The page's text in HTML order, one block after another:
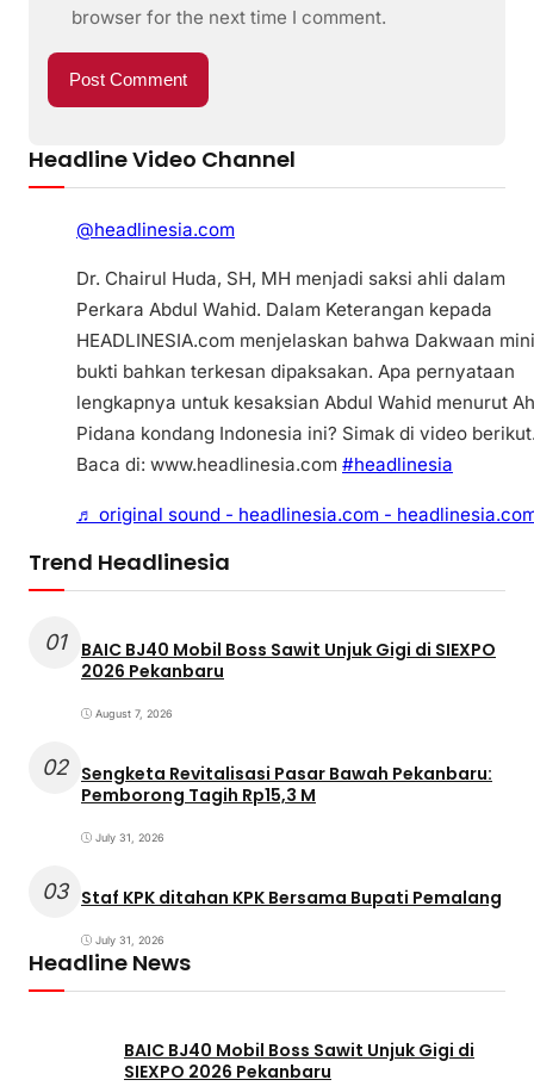
browser for the next time I comment.
Headline Video Channel
@headlinesia.com
Dr. Chairul Huda, SH, MH menjadi saksi ahli dalam
Perkara Abdul Wahid. Dalam Keterangan kepada
HEADLINESIA.com menjelaskan bahwa Dakwaan
bukti bahkan terkesan dipaksakan. Apa pernyataan
lengkapnya untuk kesaksian Abdul Wahid menurut
Pidana kondang Indonesia ini? Simak di video
Baca di: www.headlinesia.com #headlinesia
♬ original sound - headlinesia.com -
Trend Headlinesia
01
BAIC BJ40 Mobil Boss Sawit Unjuk Gigi di SIEXPO
2026 Pekanbaru
August 7, 2026
02 Sengketa Revitalisasi Pasar Bawah Pekanbaru:
Pemborong Tagih Rp15,3 M
July 31, 2026
03 Staf KPK ditahan KPK Bersama Bupati Pemalang
July 31, 2026
Headline News
BAIC BJ40 Mobil Boss Sawit Unjuk Gigi di
SIEXPO 2026 Pekanbaru